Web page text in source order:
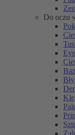
Do oczu